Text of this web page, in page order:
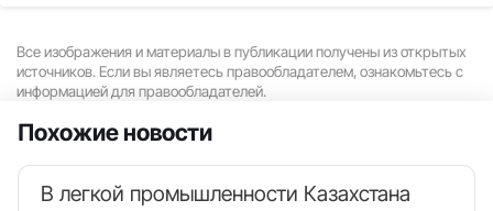
Все изображения и материалы в публикации получены из открытых
источников. Если вы являетесь правообладателем, ознакомьтесь с
информацией для правообладателей.
Похожие новости
В легкой промышленности Казахстана